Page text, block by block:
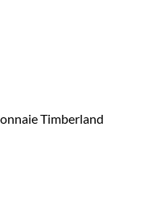
Timberland